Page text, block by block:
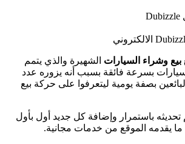
بيع وشراء السيارات الشهيرة والذي يتمم
بسرعة فائقة بسبب أنه يزوره عدد
بصفة يومية ليتعرفوا على حركة بيع
باستمرار وإضافة كل جديد أول بأول
ما يقدمه الموقع من خدمات مجانية.